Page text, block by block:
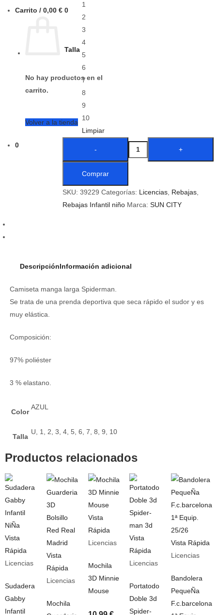
Carrito / 0,00 € 0
No hay productos en el
carrito.
Volver a la tienda
0
Talla
1
2
3
4
5
6
7
8
9
10
Limpiar
Comprar
SKU: 39229 Categorías: Licencias Rebajas
Rebajas Infantil niño Marca: SUN CITY
DescripciónInformación adicional
Camiseta manga larga Spiderman.
Se trata de una prenda deportiva que seca rápido el sudor y es
muy elástica.
Composición:
97% poliéster
3 % elastano.
Color
AZUL
Talla
U, 1, 2, 3, 4, 5, 6, 7, 8, 9, 10
Productos relacionados
Vista
Rápida
Licencias
Sudadera
Gabby
Infantil
Vista
Rápida
Licencias
Mochila
Vista
Rápida
Licencias
Mochila
3D Minnie
Mouse
Vista
Rápida
Licencias
Portatodo
Doble 3d
Spider-
Vista Rápida
Licencias
Bandolera
PequeÑa
F.c.barcelona